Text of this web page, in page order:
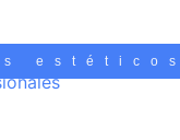
estéticos